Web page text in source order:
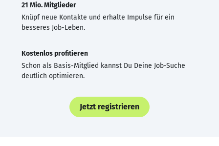
21 Mio. Mitglieder
Knüpf neue Kontakte und erhalte Impulse für ein
besseres Job-Leben.
Kostenlos profitieren
Schon als Basis-Mitglied kannst Du Deine Job-Suche
deutlich optimieren.
Jetzt registrieren